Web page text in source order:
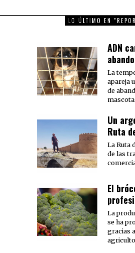
LO ÚLTIMO EN
ADN
La
apareja
de
Un
Ruta
La Ruta
de las
El
La
se ha
gracias